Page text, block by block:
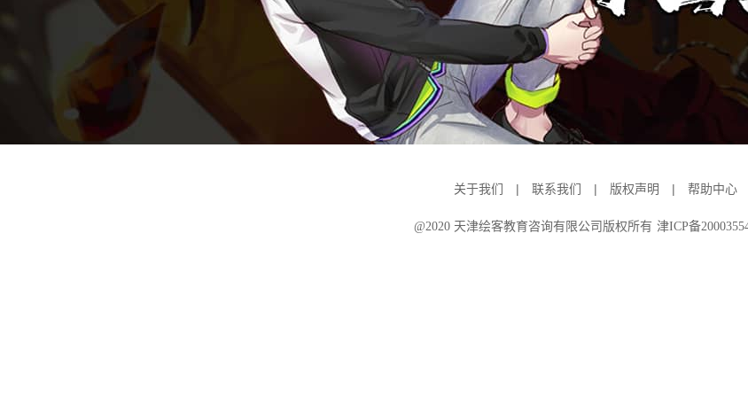
关于我们 | 联系我们 | 版权声明 | 帮助中心
@2020 天津绘客教育咨询有限公司版权所有 津ICP备